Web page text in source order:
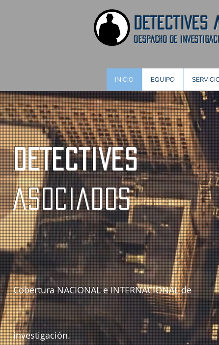
DETECTIVES
DeSPACHO DE
INICIO EQUIPO
DETECTIVES
ASOCIADOS
Cobertura NACIONAL e INTERNACIONAL de
investigación.